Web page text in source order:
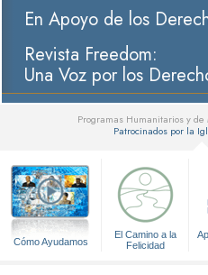
En Apoyo de los
Revista Freedom:
Una Voz por los
Programas Humanitarios y
Patrocinados por la
Cómo Ayudamos
El Camino a la
Felicidad